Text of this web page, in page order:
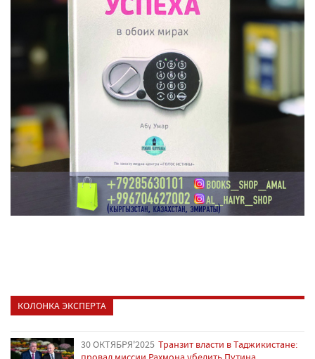
КОЛОНКА ЭКСПЕРТА
30 ОКТЯБРЯ'2025 Транзит власти в Таджикистане: